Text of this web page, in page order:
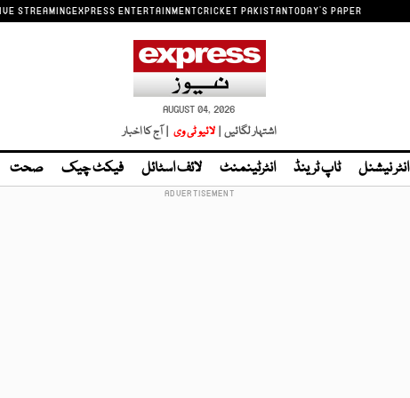
STREAMINGEXPRESS ENTERTAINMENTCRICKET PAKISTANTODAY'S PAPER
AUGUST 04, 2026
اشتہار لگائیں | لائیو ٹی وی | آج کا اخبار
انٹر نیشنل ٹاپ ٹرینڈ انٹرٹینمنٹ لائف اسٹائل فیکٹ چیک صحت